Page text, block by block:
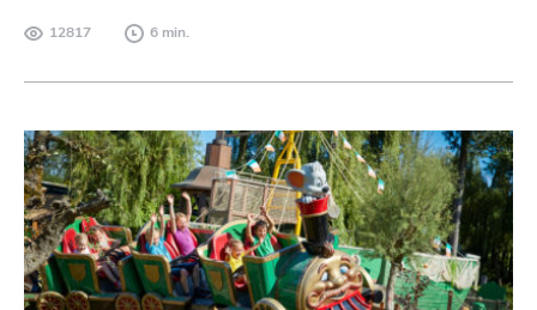
12817 6 min.